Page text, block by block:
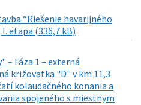
“Riešenie havarijného
etapa (336,7 kB)
– Fáza 1 – externá
križovatka "D" v km 11,3
kolaudačného konania a
spojeného s miestnym